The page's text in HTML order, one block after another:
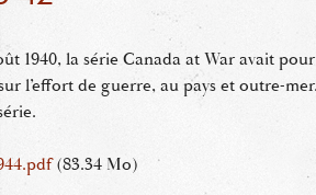
1940, la série Canada at War avait
l’effort de guerre, au pays et outre-
(83.34 Mo)